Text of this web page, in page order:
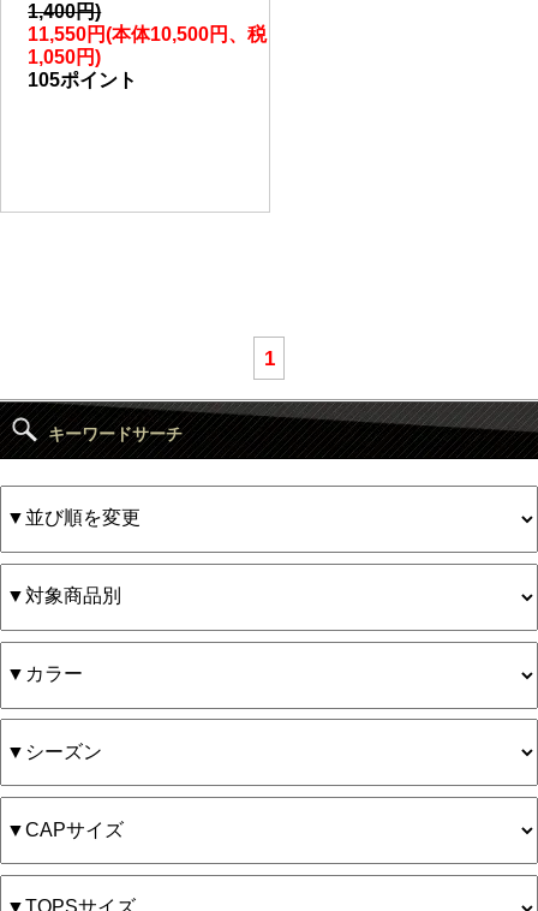
1,400円)
11,550円(本体10,500円、税
1,050円)
105ポイント
1
キーワードサーチ